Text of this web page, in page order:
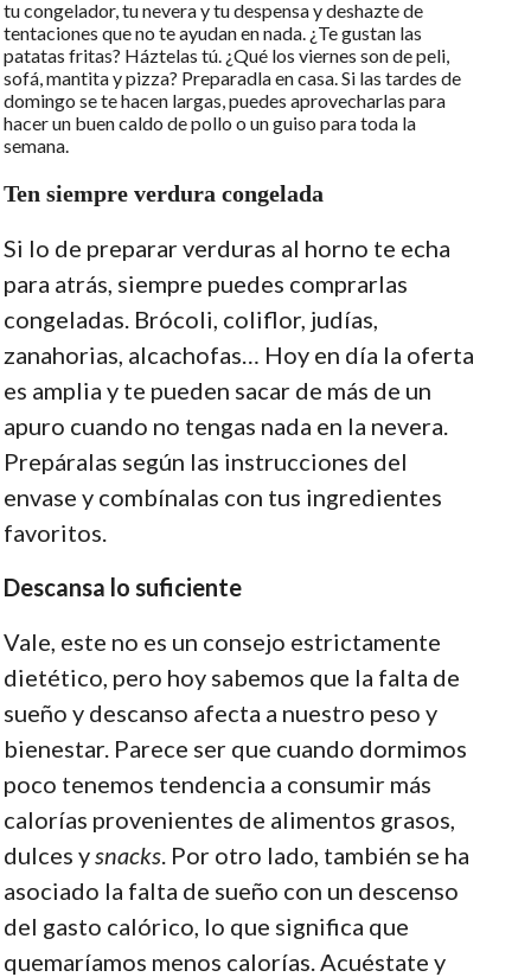
tu congelador, tu nevera y tu despensa y deshazte de
tentaciones que no te ayudan en nada. ¿Te gustan las
patatas fritas? Háztelas tú. ¿Qué los viernes son de peli,
sofá, mantita y pizza? Preparadla en casa. Si las tardes de
domingo se te hacen largas, puedes aprovecharlas para
hacer un buen caldo de pollo o un guiso para toda la
semana.
Ten siempre verdura congelada
Si lo de preparar verduras al horno te echa
para atrás, siempre puedes comprarlas
congeladas. Brócoli, coliflor, judías,
zanahorias, alcachofas… Hoy en día la oferta
es amplia y te pueden sacar de más de un
apuro cuando no tengas nada en la nevera.
Prepáralas según las instrucciones del
envase y combínalas con tus ingredientes
favoritos.
Descansa lo suficiente
Vale, este no es un consejo estrictamente
dietético, pero hoy sabemos que la falta de
sueño y descanso afecta a nuestro peso y
bienestar. Parece ser que cuando dormimos
poco tenemos tendencia a consumir más
calorías provenientes de alimentos grasos,
dulces ysnacks. Por otro lado, también se ha
asociado la falta de sueño con un descenso
del gasto calórico, lo que significa que
quemaríamos menos calorías. Acuéstate y